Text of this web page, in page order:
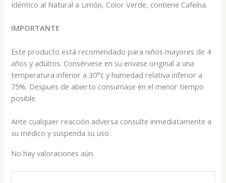
Idéntico al Natural a Limón, Color Verde, contiene Cafeína.
IMPORTANTE
Este producto está recomendado para niños mayores de 4
años y adultos. Consérvese en su envase original a una
temperatura inferior a 30°c y humedad relativa inferior a
75%. Después de abierto consumase en el menor tiempo
posible.
Ante cualquier reacción adversa consulte inmediatamente a
su médico y suspenda su uso.
No hay valoraciones aún.